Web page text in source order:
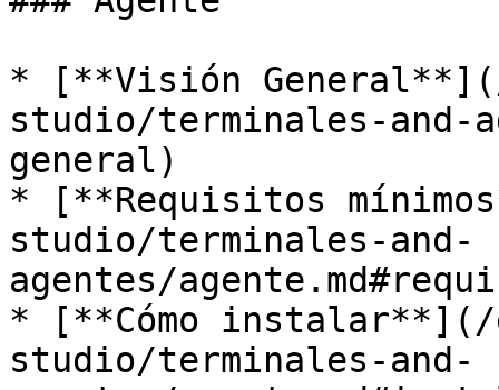
* [**Visión
studio/terminales-and-
general)
* [**Requisitos
studio/terminales-and-
agentes/
* [**Cómo instalar**](/
studio/terminales-and-